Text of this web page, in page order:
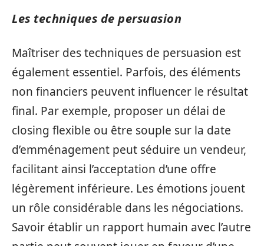
Les techniques de persuasion
Maîtriser des techniques de persuasion est
également essentiel. Parfois, des éléments
non financiers peuvent influencer le résultat
final. Par exemple, proposer un délai de
closing flexible ou être souple sur la date
d’emménagement peut séduire un vendeur,
facilitant ainsi l’acceptation d’une offre
légèrement inférieure. Les émotions jouent
un rôle considérable dans les négociations.
Savoir établir un rapport humain avec l’autre